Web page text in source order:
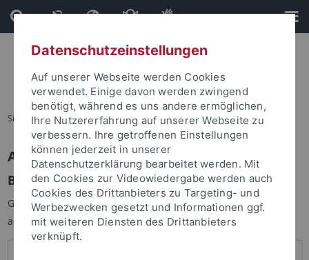
Direkt
zum
Inhalt
Direkt
zur
Fußleiste
Sie sind hier: Startseite
Anmelden
Benutzeranmeldung
Geben Sie Ihren Benutzernamen und Ihr Passwort an um sich
anzumelden:
Datenschutzeinstellungen
Auf unserer Webseite werden Cookies
verwendet. Einige davon werden zwingend
benötigt, während es uns andere ermöglichen,
Ihre Nutzererfahrung auf unserer Webseite zu
verbessern. Ihre getroffenen Einstellungen
können jederzeit in unserer
Datenschutzerklärung bearbeitet werden. Mit
den Cookies zur Videowiedergabe werden auch
Cookies des Drittanbieters zu Targeting- und
Werbezwecken gesetzt und Informationen ggf.
mit weiteren Diensten des Drittanbieters
verknüpft.